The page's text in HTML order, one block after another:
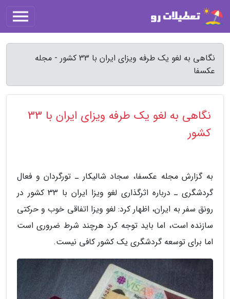
نگاهی به لغو یک طرفه ویزای ایران با 33 کشور - مجله
عکسفا
نگاهی به لغو یک طرفه ویزای ایران با 33
کشور
به گزارش مجله عکسفا، سجاد شالیکار ـ تورگردان و فعال
گردشگری ـ درباره اثرگذاری لغو ویزا ایران با 33 کشور در
رونق سفر به ایران، اظهار کرد: لغو ویزا اتفاقی خوب و حرکتی
سازنده است، اما باید توجه کرد هرچند شرط ضروری است
اما برای توسعه گردشگری یک کشور کافی نیست.